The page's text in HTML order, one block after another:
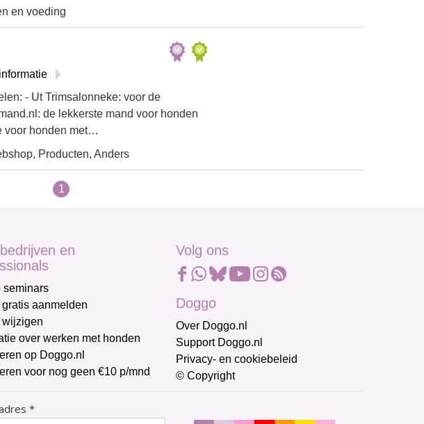
en voeding
- Ut Trimsalonneke: voor de
de lekkerste mand voor honden
voor honden met…
Producten, Anders
1
en
seminars
gratis aanmelden
wijzigen
over werken met honden
op Doggo.nl
voor nog geen €10 p/mnd
Volg ons
Doggo
Over Doggo.nl
Support Doggo.nl
Privacy- en cookiebeleid
© Copyright
*